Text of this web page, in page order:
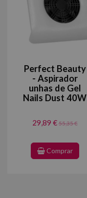
Perfect Beauty
- Aspirador
unhas de Gel
Nails Dust 40W
29,89 €55,35 €
Comprar